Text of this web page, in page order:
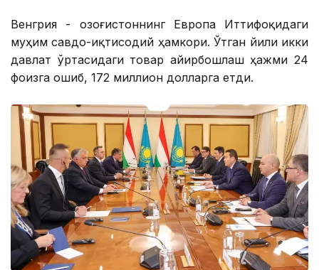
Венгрия - Қозоғистоннинг Европа Иттифоқидаги
муҳим савдо-иқтисодий ҳамкори. Ўтган йили икки
давлат ўртасидаги товар айирбошлаш ҳажми 24
фоизга ошиб, 172 миллион долларга етди.